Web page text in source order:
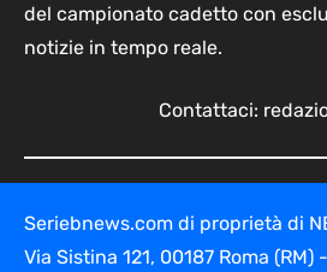
del campionato cadetto con
notizie in tempo reale.
Contattaci:
Seriebnews.com di proprietà di
Via Sistina 121, 00187 Roma